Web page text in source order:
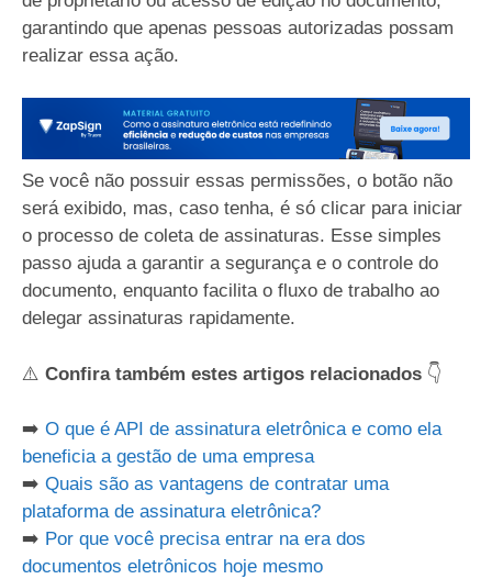
garantindo que apenas pessoas autorizadas possam
realizar essa ação.
Se você não possuir essas permissões, o botão não
será exibido, mas, caso tenha, é só clicar para iniciar
o processo de coleta de assinaturas. Esse simples
passo ajuda a garantir a segurança e o controle do
documento, enquanto facilita o fluxo de trabalho ao
delegar assinaturas rapidamente.
⚠️ Confira também estes artigos relacionados 👇
➡️ O que é API de assinatura eletrônica e como ela
beneficia a gestão de uma empresa
➡️ Quais são as vantagens de contratar uma
plataforma de assinatura eletrônica?
➡️ Por que você precisa entrar na era dos
documentos eletrônicos hoje mesmo